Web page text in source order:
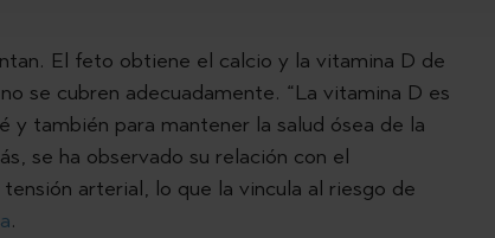
El feto obtiene el calcio y la vitamina D de
se cubren adecuadamente. “La vitamina D es
también para mantener la salud ósea de la
se ha observado su relación con el
arterial, lo que la vincula al riesgo de
.